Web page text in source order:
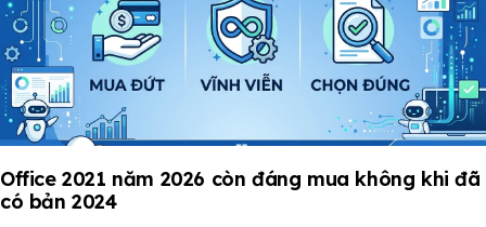
Office 2021 năm 2026 còn đáng mua không khi đã
có bản 2024